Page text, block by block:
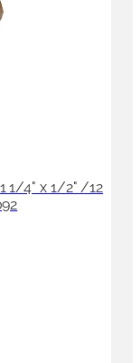
1/4" x 1/2" /12